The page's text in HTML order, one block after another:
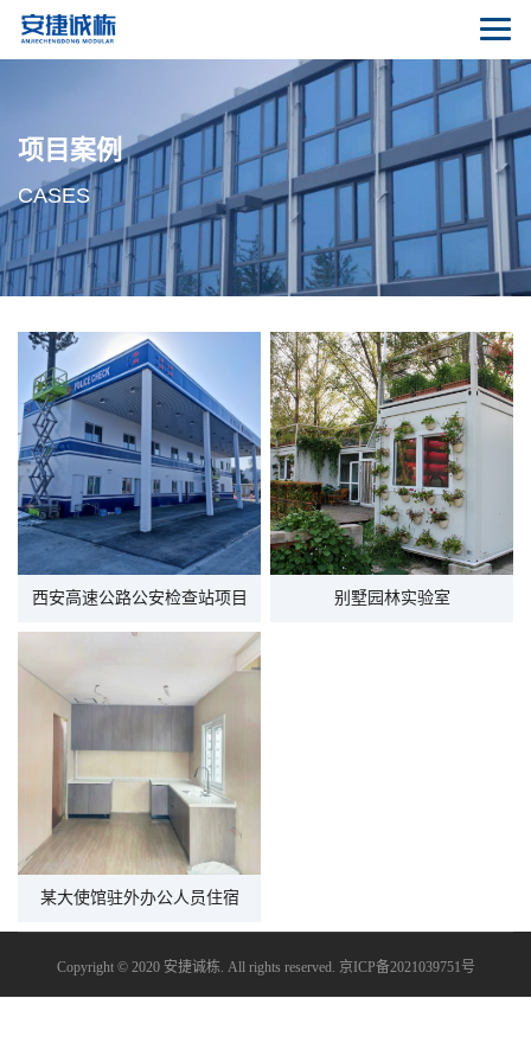
项目案例
CASES
西安高速公路公安检查站项目 别墅园林实验室
某大使馆驻外办公人员住宿
Copyright © 2020 安捷诚栋. All rights reserved. 京ICP备2021039751号